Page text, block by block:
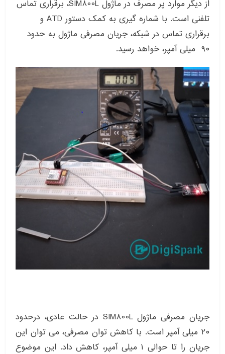
از دیگر موارد پر مصرف در ماژول SIM800L، برقراری تماس
تلفنی است. با شماره گیری به کمک دستور ATD و
برقراری تماس در شبکه، جریان مصرفی ماژول به حدود
۹۰ میلی آمپر، خواهد رسید.
جریان مصرفی ماژول SIM800L در حالت عادی، درحدود
۲۰ میلی آمپر است. با کاهش توان مصرفی، می توان این
جریان را تا حوالی ۱ میلی آمپر، کاهش داد. این موضوع